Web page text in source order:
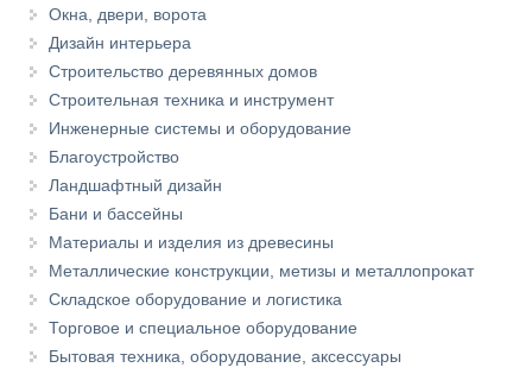
Окна, двери, ворота
Дизайн интерьера
Строительство деревянных домов
Строительная техника и инструмент
Инженерные системы и оборудование
Благоустройство
Ландшафтный дизайн
Бани и бассейны
Материалы и изделия из древесины
Металлические конструкции, метизы и металлопрокат
Складское оборудование и логистика
Торговое и специальное оборудование
Бытовая техника, оборудование, аксессуары